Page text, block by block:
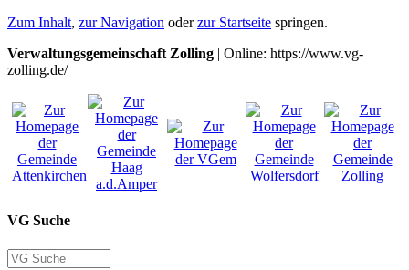
Zum Inhalt, zur Navigation oderzur Startseite springen.
Verwaltungsgemeinschaft Zolling | Online: https://www.vg-
zolling.de/
VG Suche